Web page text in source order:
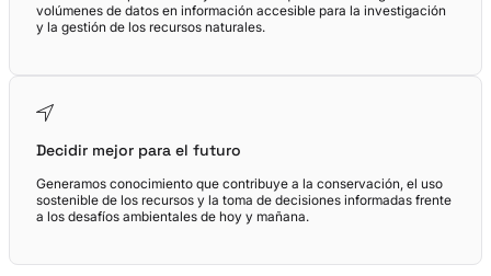
volúmenes de datos en información accesible para la investigación
y la gestión de los recursos naturales.
Decidir mejor para el futuro
Generamos conocimiento que contribuye a la conservación, el uso
sostenible de los recursos y la toma de decisiones informadas frente
a los desafíos ambientales de hoy y mañana.